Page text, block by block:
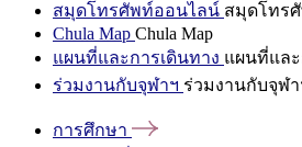
สมุดโทรศัพท์ออนไลน์ สมุดโทร
Chula Map Chula Map
แผนที่และการเดินทาง แผนที่และ
ร่วมงานกับจุฬาฯ ร่วมงานกับจุฬา
การศึกษา